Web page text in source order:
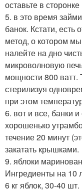
оставьте в
5. в это время
банок. Кстати,
метод, о котором
налейте на дно
микроволновую
мощности 800
стерилизуя
при этом
6. вот и все, банки
хорошенько
течение 20 минут
закатать крышками.
9. яблоки
Ингредиенты на 10
6 кг яблок, 30-40